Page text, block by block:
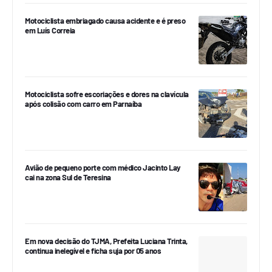
Motociclista embriagado causa acidente e é preso
em Luís Correia
Motociclista sofre escoriações e dores na clavícula
após colisão com carro em Parnaíba
Avião de pequeno porte com médico Jacinto Lay
cai na zona Sul de Teresina
Em nova decisão do TJMA, Prefeita Luciana Trinta,
continua inelegível e ficha suja por 05 anos